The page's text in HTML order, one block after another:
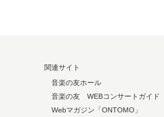
関連サイト
音楽の友ホール
音楽の友 WEBコンサートガイド
Webマガジン「ONTOMO」